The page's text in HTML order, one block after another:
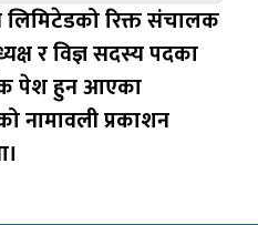
रिक्त संचालक
र विज्ञ सदस्य पदका
पेश हुन आएका
नामावली प्रकाशन